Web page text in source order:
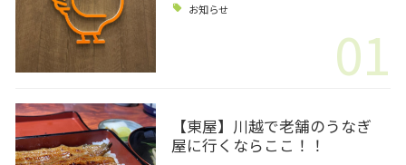
お知らせ
01
【東屋】川越で老舗のうなぎ
屋に行くならここ！！